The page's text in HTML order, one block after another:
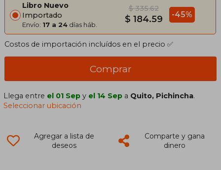
Libro Nuevo
Importado
Envío: 17 a 24 días háb.
$ 335.62
$ 184.59 -45%
Costos de importación incluídos en el precio ✅
Comprar
Llega entre el 01 Sep y el 14 Sep a Quito, Pichincha.
Seleccionar ubicación
Agregar a lista de
deseos
Comparte y gana
dinero